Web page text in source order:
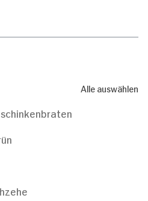
Alle auswählen